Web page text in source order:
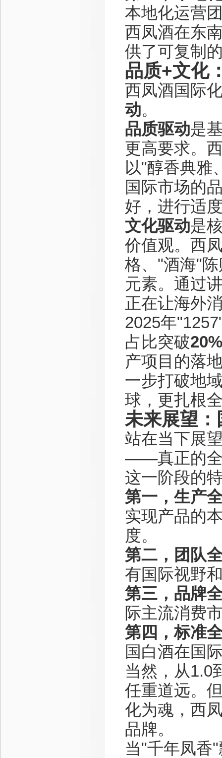
本地化运营
西凤酒在东
供了可复制
品质+文化
西凤酒国际
动。
品质驱动是
更高要求。
以"醇香典雅
国际市场的
好，进行适
文化驱动是
价值观。西
格、"酒海"
元素。通过
正在让海外
2025年
占比突破20%
产项目的落
一步打破地
球，更扎根
未来展望
站在当下展
——真正的全
这一阶段的
第一，生产
实现产品的
度。
第二，团队
有国际视野
第三，品牌
际主流消费
第四，标准
国白酒在国
当然，从1.0
任重道远。
化为魂，西
品牌。
当"千年凤香